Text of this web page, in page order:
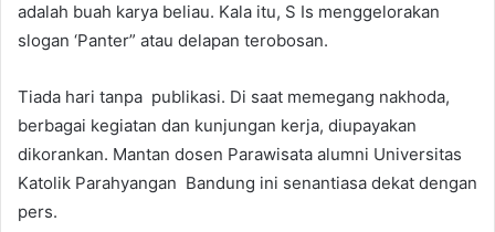
adalah buah karya beliau. Kala itu, S Is menggelorakan
slogan ‘Panter” atau delapan terobosan.
Tiada hari tanpa publikasi. Di saat memegang nakhoda,
berbagai kegiatan dan kunjungan kerja, diupayakan
dikorankan. Mantan dosen Parawisata alumni Universitas
Katolik Parahyangan Bandung ini senantiasa dekat dengan
pers.